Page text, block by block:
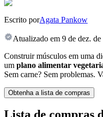
Escrito porAgata Pankow
Atualizado em 9 de dez.
Construir músculos em uma
um plano alimentar
Sem carne? Sem problemas.
Obtenha a lista de compras